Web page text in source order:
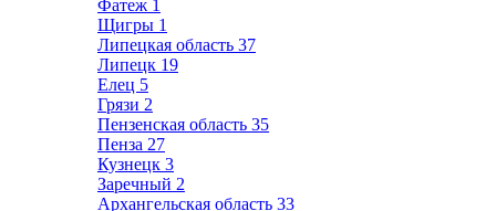
Фатеж 1
Щигры 1
Липецкая область 37
Липецк 19
Елец 5
Грязи 2
Пензенская область 35
Пенза 27
Кузнецк 3
Заречный 2
Архангельская область 33